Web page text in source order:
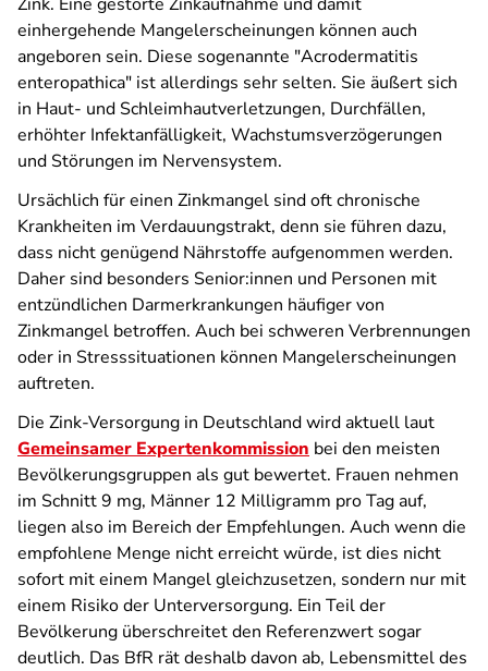
einhergehende Mangelerscheinungen können auch
angeboren sein. Diese sogenannte "Acrodermatitis
enteropathica" ist allerdings sehr selten. Sie äußert sich
in Haut- und Schleimhautverletzungen, Durchfällen,
erhöhter Infektanfälligkeit, Wachstumsverzögerungen
und Störungen im Nervensystem.
Ursächlich für einen Zinkmangel sind oft chronische
Krankheiten im Verdauungstrakt, denn sie führen dazu,
dass nicht genügend Nährstoffe aufgenommen werden.
Daher sind besonders Senior:innen und Personen mit
entzündlichen Darmerkrankungen häufiger von
Zinkmangel betroffen. Auch bei schweren Verbrennungen
oder in Stresssituationen können Mangelerscheinungen
auftreten.
Die Zink-Versorgung in Deutschland wird aktuell laut
Gemeinsamer Expertenkommission bei den meisten
Bevölkerungsgruppen als gut bewertet. Frauen nehmen
im Schnitt 9 mg, Männer 12 Milligramm pro Tag auf,
liegen also im Bereich der Empfehlungen. Auch wenn die
empfohlene Menge nicht erreicht würde, ist dies nicht
sofort mit einem Mangel gleichzusetzen, sondern nur mit
einem Risiko der Unterversorgung. Ein Teil der
Bevölkerung überschreitet den Referenzwert sogar
deutlich. Das BfR rät deshalb davon ab, Lebensmittel des